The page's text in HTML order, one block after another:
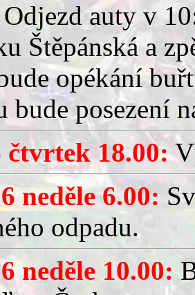
auty v
Štěpánská a
opékání
bude posezení
čtvrtek 18.00:
neděle 6.00:
odpadu.
neděle 10.00: